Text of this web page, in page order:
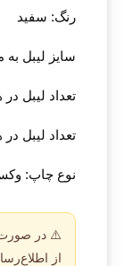
رنگ: سفید
سایز لیبل به
تعداد لیبل در هر
تعداد لیبل
نوع چاپ:
⚠️ در
از